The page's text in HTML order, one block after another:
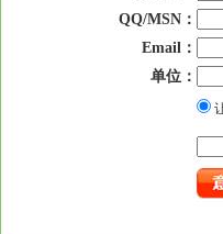
QQ/MSN：
Email：
单位：